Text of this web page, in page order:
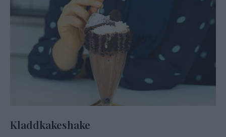
Kladdkakeshake